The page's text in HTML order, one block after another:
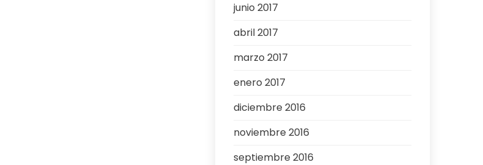
junio 2017
abril 2017
marzo 2017
enero 2017
diciembre 2016
noviembre 2016
septiembre 2016